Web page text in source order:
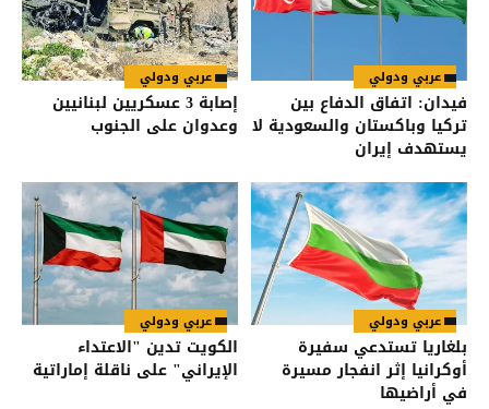
عربي ودولي
فيدان: اتفاق الدفاع بين
تركيا وباكستان والسعودية لا
يستهدف إيران
عربي ودولي
إصابة 3 عسكريين لبنانيين
وعدوان على الجنوب
عربي ودولي
بلغاريا تستدعي سفيرة
أوكرانيا إثر انفجار مسيرة
في أراضيها
عربي ودولي
الكويت تدين "الاعتداء
الإيراني" على ناقلة إماراتية